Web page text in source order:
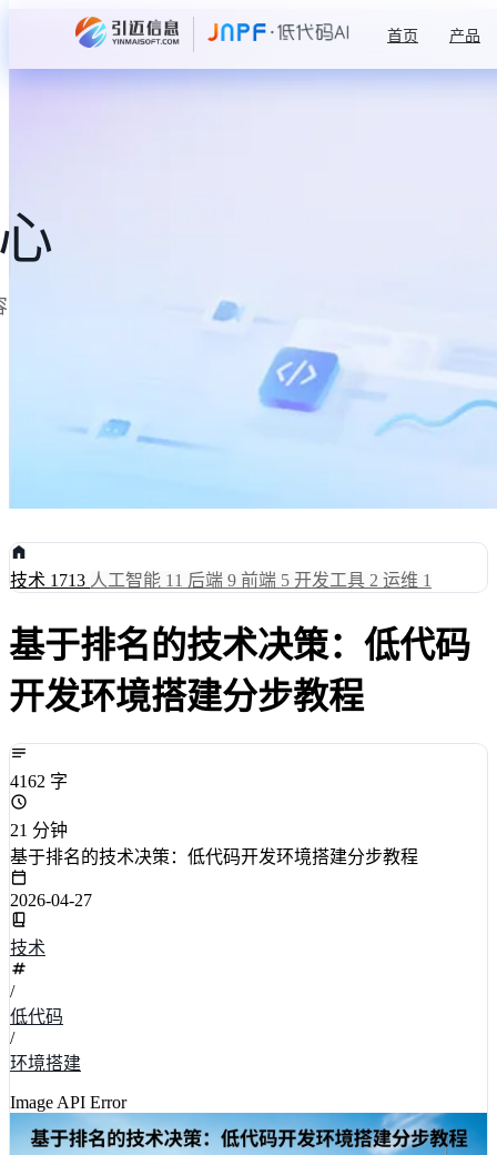
首页 产品
技术 1713 人工智能 11 后端 9 前端 5 开发工具 2 运维 1
基于排名的技术决策：低代码
开发环境搭建分步教程
4162 字
21 分钟
基于排名的技术决策：低代码开发环境搭建分步教程
2026-04-27
技术
/
低代码
/
环境搭建
Image API Error